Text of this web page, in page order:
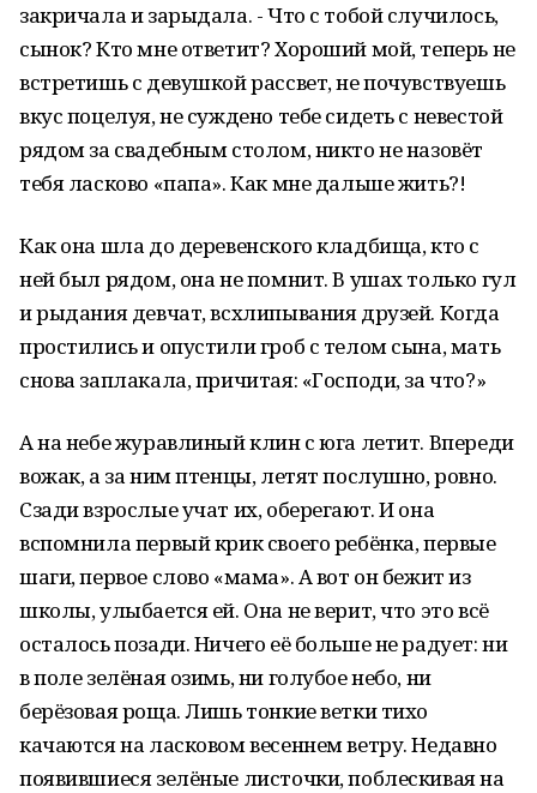
закричала и зарыдала. - Что с тобой случилось,
сынок? Кто мне ответит? Хороший мой, теперь не
встретишь с девушкой рассвет, не почувствуешь
вкус поцелуя, не суждено тебе сидеть с невестой
рядом за свадебным столом, никто не назовёт
тебя ласково «папа». Как мне дальше жить?!
Как она шла до деревенского кладбища, кто с
ней был рядом, она не помнит. В ушах только гул
и рыдания девчат, всхлипывания друзей. Когда
простились и опустили гроб с телом сына, мать
снова заплакала, причитая: «Господи, за что?»
А на небе журавлиный клин с юга летит. Впереди
вожак, а за ним птенцы, летят послушно, ровно.
Сзади взрослые учат их, оберегают. И она
вспомнила первый крик своего ребёнка, первые
шаги, первое слово «мама». А вот он бежит из
школы, улыбается ей. Она не верит, что это всё
осталось позади. Ничего её больше не радует: ни
в поле зелёная озимь, ни голубое небо, ни
берёзовая роща. Лишь тонкие ветки тихо
качаются на ласковом весеннем ветру. Недавно
появившиеся зелёные листочки, поблескивая на